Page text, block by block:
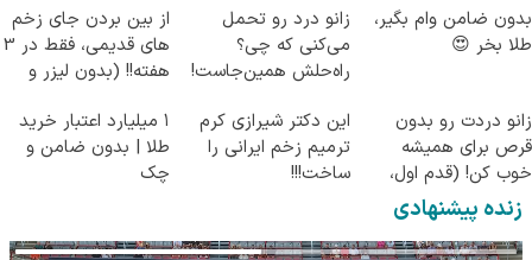
بدون ضامن وام بگیر،
طلا بخر 😍
زانو درد رو تحمل
می‌کنی که چی؟
راه‌حلش همین‌جاست!
از بین بردن جای زخم
های قدیمی، فقط در 3
هفته!! (بدون لیزر و
زانو دردت رو بدون
قرص برای همیشه
خوب کن! (قدم اول،
پرسش‌نامه)
این دکتر شیرازی کرم
ترمیم زخم ایرانی را
ساخت!!!
۱ میلیارد اعتبار خرید
طلا | بدون ضامن و
چک
زنده پیشنهادی